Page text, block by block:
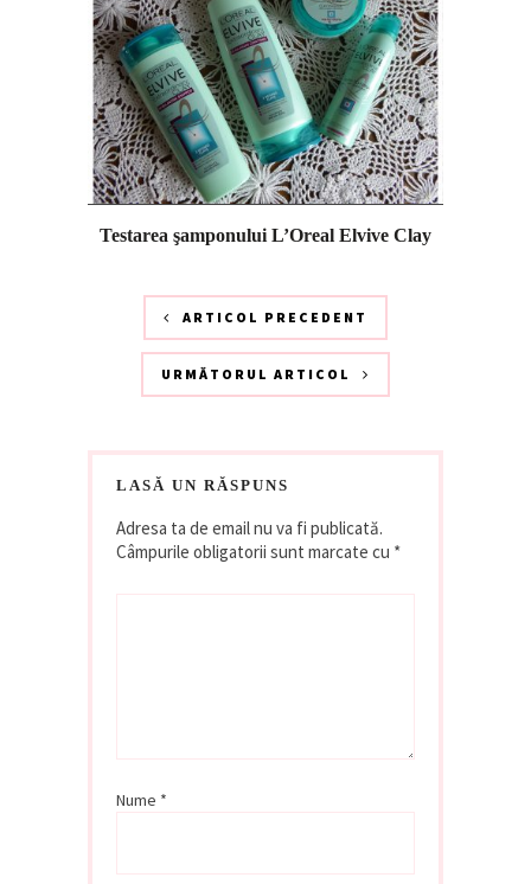
Testarea şamponului L’Oreal Elvive Clay
ARTICOL PRECEDENT
URMĂTORUL ARTICOL
LASĂ UN RĂSPUNS
Adresa ta de email nu va fi publicată.
Câmpurile obligatorii sunt marcate cu *
Nume *